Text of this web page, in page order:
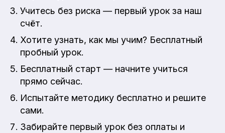
Учитесь без риска — первый урок за наш
счёт.
Хотите узнать, как мы учим? Бесплатный
пробный урок.
Бесплатный старт — начните учиться
прямо сейчас.
Испытайте методику бесплатно и решите
сами.
Забирайте первый урок без оплаты и